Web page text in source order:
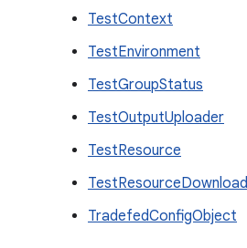
TestContext
TestEnvironment
TestGroupStatus
TestOutputUploader
TestResource
TradefedConfigObject